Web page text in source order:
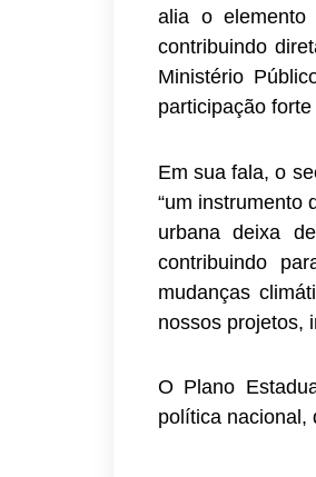
alia o elemento
contribuindo
Ministério
participação
Em sua fala, o
“um instrumento
urbana deixa
contribuindo
mudanças
nossos projetos,
O Plano
política nacional,